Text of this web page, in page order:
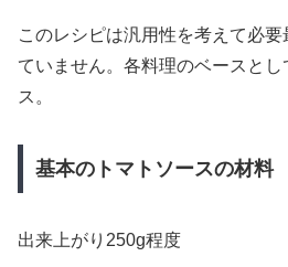
このレシピは汎用性を考えて必
ていません。各料理のベースと
ス。
基本のトマトソースの材料
出来上がり250g程度